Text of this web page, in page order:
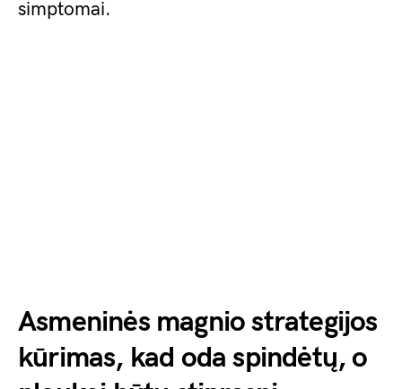
simptomai.
Asmeninės magnio strategijos
kūrimas, kad oda spindėtų, o